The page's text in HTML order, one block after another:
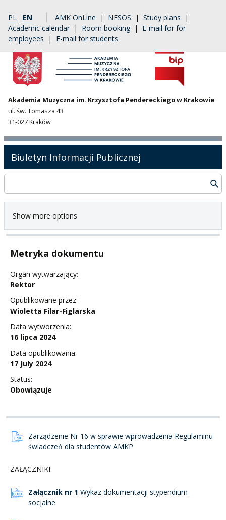
PL EN AMK OnLine | NESOS | Study plans |
Academic calendar | Room booking | E-mail for for
employees | E-mail for students
Akademia Muzyczna im. Krzysztofa Pendereckiego w Krakowie
ul. św. Tomasza 43
31-027 Kraków
Biuletyn Informacji Publicznej
Show more options
Metryka dokumentu
Organ wytwarzający:
Rektor
Opublikowane przez:
Wioletta Filar-Figlarska
Data wytworzenia:
16 lipca 2024
Data opublikowania:
17 July 2024
Status:
Obowiązuje
Zarządzenie Nr 16 w sprawie wprowadzenia Regulaminu
świadczeń dla studentów AMKP
ZAŁĄCZNIKI:
Załącznik nr 1 Wykaz dokumentacji stypendium
socjalne